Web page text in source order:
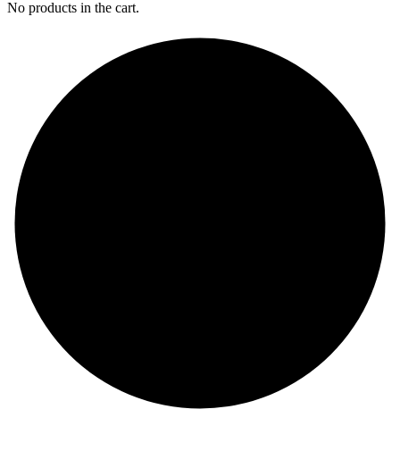
No products in the cart.